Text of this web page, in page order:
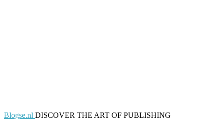
Blogse.nl DISCOVER THE ART OF PUBLISHING